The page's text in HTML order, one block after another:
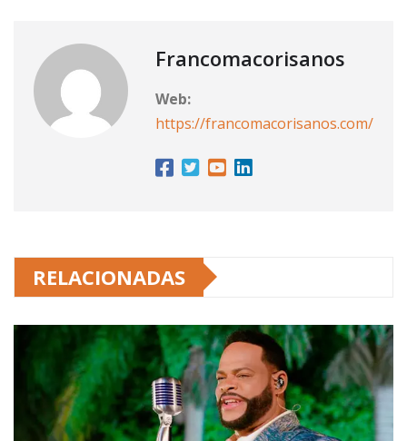
Francomacorisanos
Web:
https://francomacorisanos.com/
RELACIONADAS